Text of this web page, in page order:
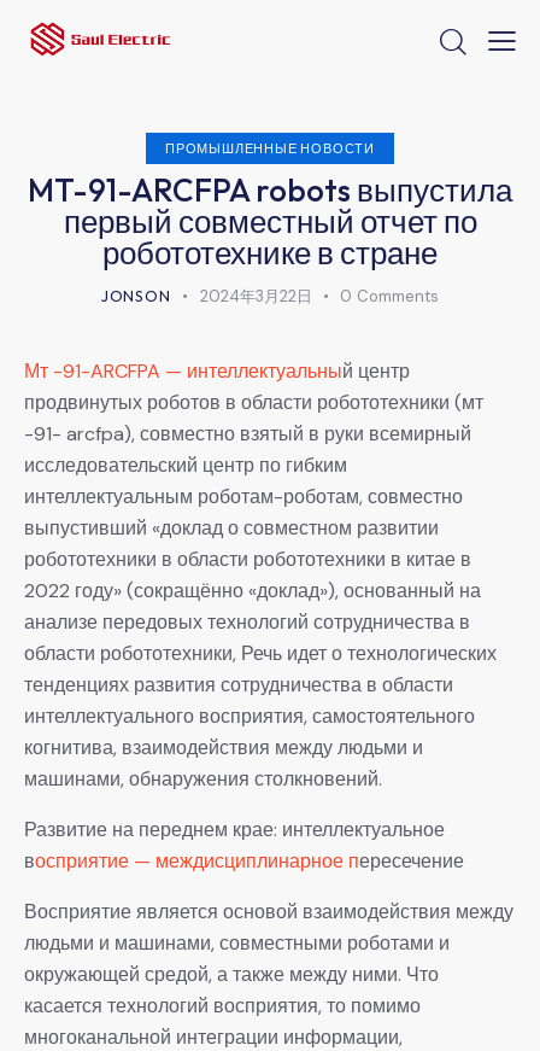
ПРОМЫШЛЕННЫЕ НОВОСТИ
MT-91-ARCFPA robots выпустила
первый совместный отчет по
робототехнике в стране
JONSON 2024年3月22日 0 Comments
Мт -91-ARCFPA — интеллектуальный центр
продвинутых роботов в области робототехники (мт
-91- arcfpa), совместно взятый в руки всемирный
исследовательский центр по гибким
интеллектуальным роботам-роботам, совместно
выпустивший «доклад о совместном развитии
робототехники в области робототехники в китае в
2022 году» (сокращённо «доклад»), основанный на
анализе передовых технологий сотрудничества в
области робототехники, Речь идет о технологических
тенденциях развития сотрудничества в области
интеллектуального восприятия, самостоятельного
когнитива, взаимодействия между людьми и
машинами, обнаружения столкновений.
Развитие на переднем крае: интеллектуальное
восприятие — междисциплинарное пересечение
Восприятие является основой взаимодействия между
людьми и машинами, совместными роботами и
окружающей средой, а также между ними. Что
касается технологий восприятия, то помимо
многоканальной интеграции информации,